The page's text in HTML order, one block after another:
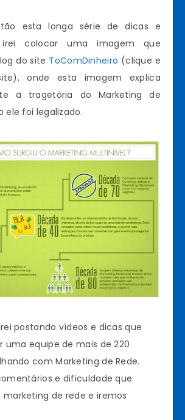
esta longa série de dicas e
irei colocar uma imagem que
do site ToComDinheiro (clique e
onde esta imagem explica
a tragetória do Marketing de
ele foi legalizado.
postando vídeos e dicas que
uma equipe de mais de 220
com Marketing de Rede.
e dificuldade que
de rede e iremos